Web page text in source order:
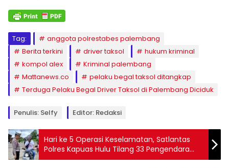
Tag:
anggota polrestabes palembang
Berita terkini
driver taksol
hukum kriminal
kompol alex
Kriminal palembang
Mattanews.co
pelaku begal taksol ditangkap
Terduga Pelaku Begal Driver Taksol di Palembang Diciduk
Penulis: Selfy Editor: Redaksi
Hari ke 5 Operasi Keselamatan, Satlantas
Polres Kapuas Hulu Tilang 33 Pengendara
dan 61 Teguran